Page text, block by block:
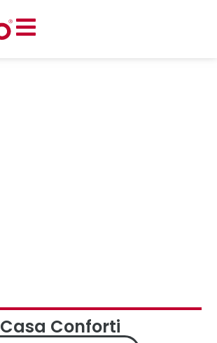
Casa Conforti